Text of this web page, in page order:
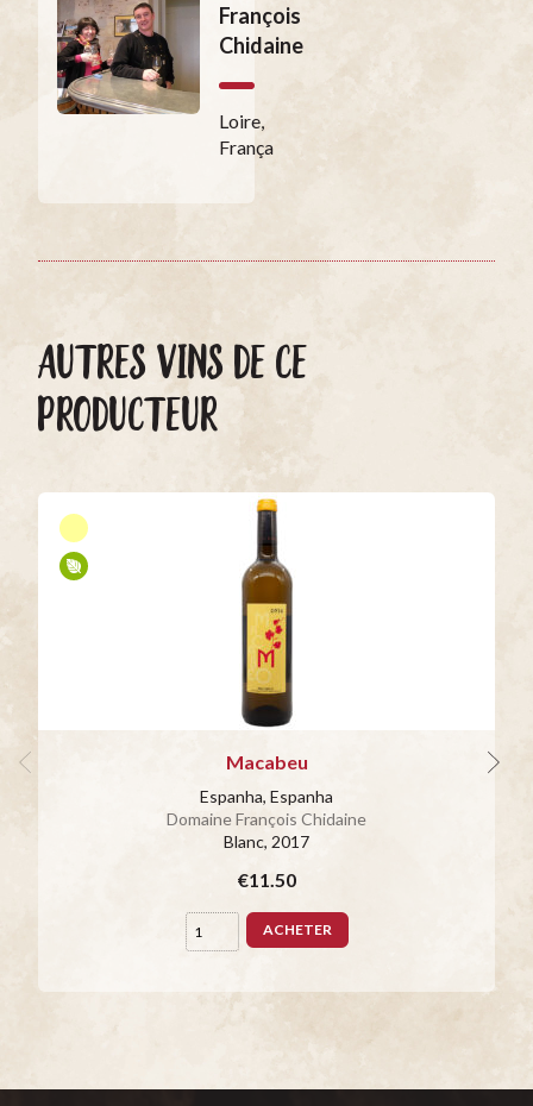
François
Chidaine
Loire,
França
AUTRES VINS DE CE
PRODUCTEUR
Macabeu
Espanha, Espanha
Domaine François Chidaine
Blanc, 2017
€11.50
ACHETER